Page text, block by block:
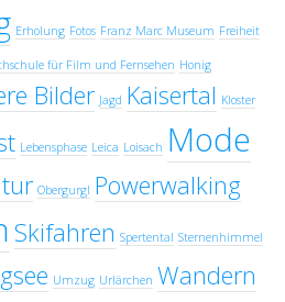
Erholung Fotos Franz Marc Museum Freiheit
für Film und Fernsehen Honig
Bilder Jagd Kaisertal Kloster
Lebensphase Leica Loisach Mode
Obergurgl Powerwalking
Skifahren Spertental Sternenhimmel
Umzug Urlärchen Wandern